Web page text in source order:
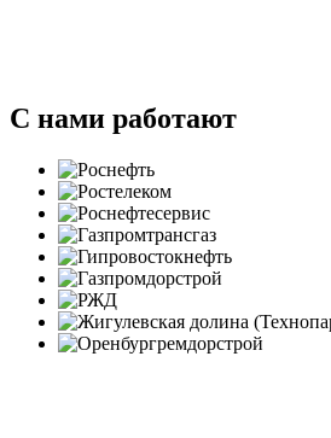
С нами работают